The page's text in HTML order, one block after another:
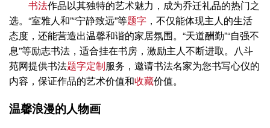
书法作品以其独特的艺术魅力，成为乔迁礼品的热门之
选。“室雅人和”“宁静致远”等题字 ，不仅能体现主人的生活
态度，还能营造出温馨和谐的家居氛围。“天道酬勤”“自强不
息”等励志书法，适合挂在书房，激励主人不断进取。八斗
苑网提供书法题字定制服务，邀请书法名家为您书写心仪的
内容，保证作品的艺术价值和收藏价值。
温馨浪漫的人物画